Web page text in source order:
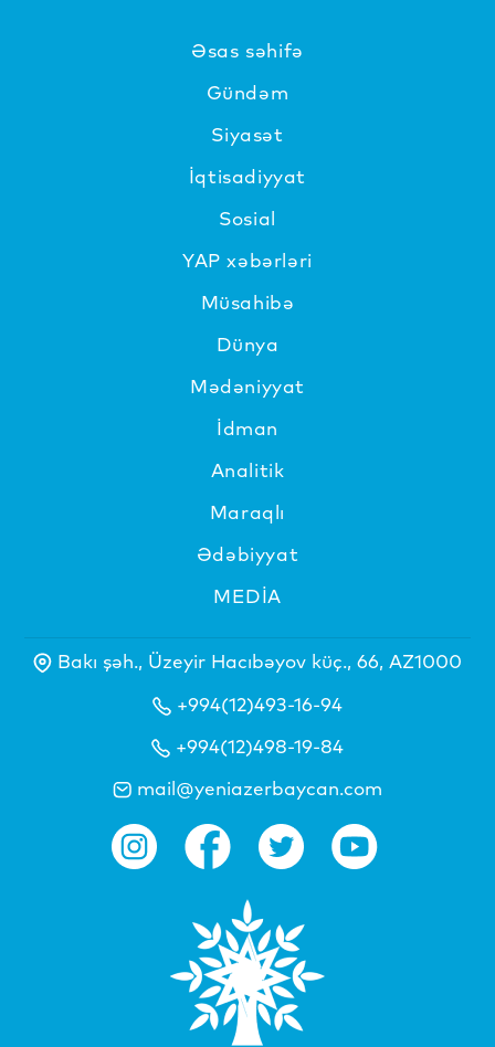
Əsas səhifə
Gündəm
Siyasət
İqtisadiyyat
Sosial
YAP xəbərləri
Müsahibə
Dünya
Mədəniyyat
İdman
Analitik
Maraqlı
Ədəbiyyat
MEDİA
Bakı şəh., Üzeyir Hacıbəyov küç., 66, AZ1000
+994(12)493-16-94
+994(12)498-19-84
mail@yeniazerbaycan.com